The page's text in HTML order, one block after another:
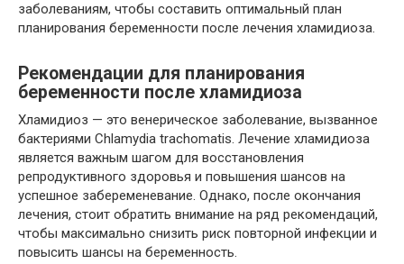
заболеваниям, чтобы составить оптимальный план
планирования беременности после лечения хламидиоза.
Рекомендации для планирования
беременности после хламидиоза
Хламидиоз — это венерическое заболевание, вызванное
бактериями Chlamydia trachomatis. Лечение хламидиоза
является важным шагом для восстановления
репродуктивного здоровья и повышения шансов на
успешное забеременевание. Однако, после окончания
лечения, стоит обратить внимание на ряд рекомендаций,
чтобы максимально снизить риск повторной инфекции и
повысить шансы на беременность.